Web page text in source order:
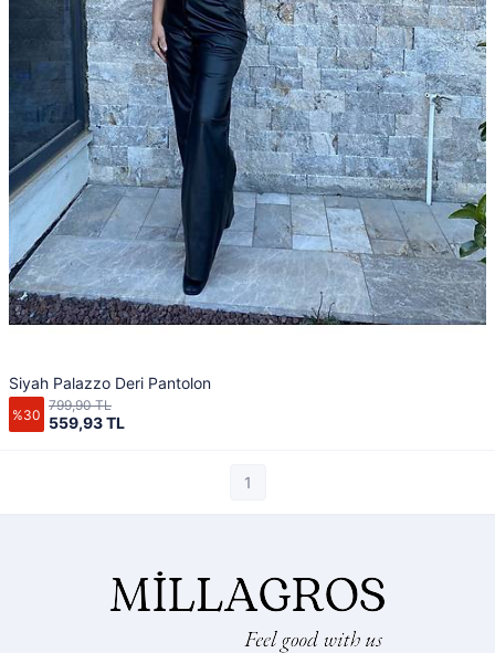
Siyah Palazzo Deri Pantolon
%30 559,93 TL
799,90 TL
1